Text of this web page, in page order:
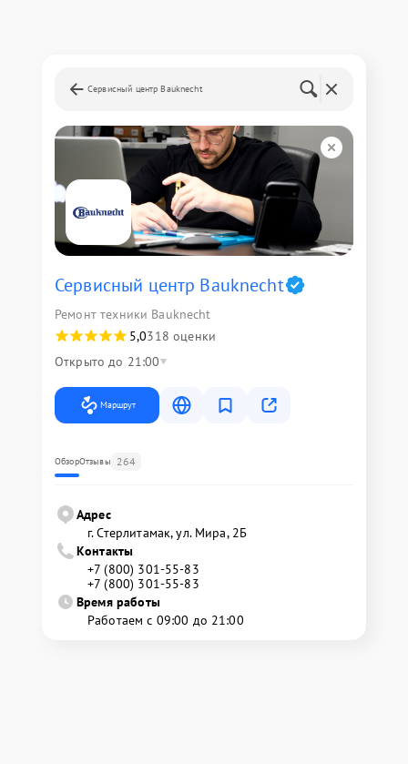
Сервисный центр Bauknecht
Сервисный центр Bauknecht
Ремонт техники Bauknecht
5,0318 оценки
Открыто до 21:00
Маршрут
ОбзорОтзывы 264
Адрес
г. Стерлитамак, ул. Мира, 2Б
Контакты
+7 (800) 301-55-83
+7 (800) 301-55-83
Время работы
Работаем с 09:00 до 21:00